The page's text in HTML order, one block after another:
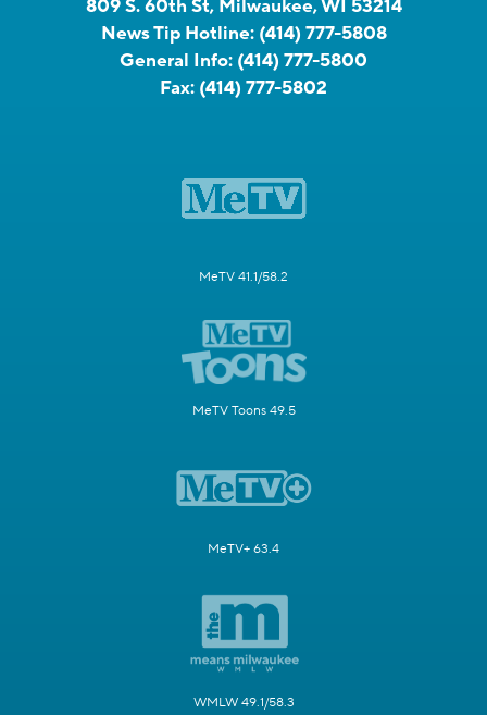
809 S. 60th St, Milwaukee, WI 53214
News Tip Hotline: (414) 777-5808
General Info: (414) 777-5800
Fax: (414) 777-5802
MeTV 41.1/58.2
MeTV Toons 49.5
MeTV+ 63.4
WMLW 49.1/58.3